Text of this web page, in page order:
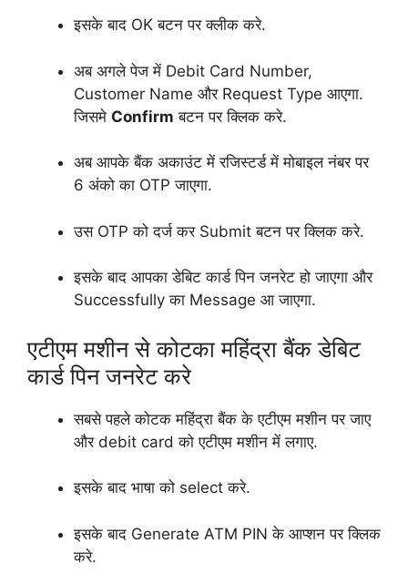
इसके बाद OK बटन पर क्लीक करे.
अब अगले पेज में Debit Card Number,
Customer Name और Request Type आएगा.
जिसमे Confirm बटन पर क्लिक करे.
अब आपके बैंक अकाउंट में रजिस्टर्ड में मोबाइल नंबर पर
6 अंको का OTP जाएगा.
उस OTP को दर्ज कर Submit बटन पर क्लिक करे.
इसके बाद आपका डेबिट कार्ड पिन जनरेट हो जाएगा और
Successfully का Message आ जाएगा.
एटीएम मशीन से कोटका महिंद्रा बैंक डेबिट
कार्ड पिन जनरेट करे
सबसे पहले कोटक महिंद्रा बैंक के एटीएम मशीन पर जाए
और debit card को एटीएम मशीन में लगाए.
इसके बाद भाषा को select करे.
इसके बाद Generate ATM PIN के आप्शन पर क्लिक
करे.